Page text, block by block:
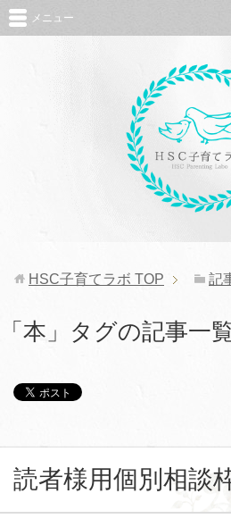
メニュー
HSC子育てラボ TOP 記
「本」タグの記事一
読者様用個別相談